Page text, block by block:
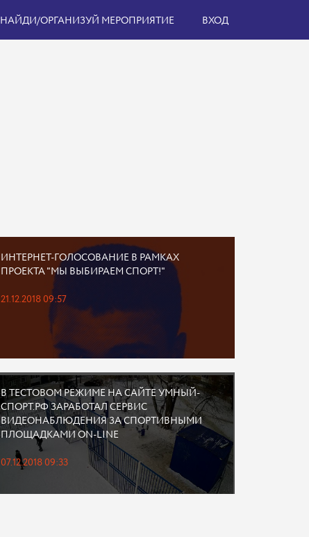
НАЙДИ/ОРГАНИЗУЙ МЕРОПРИЯТИЕ ВХОД
ИНТЕРНЕТ-ГОЛОСОВАНИЕ В РАМКАХ
ПРОЕКТА "МЫ ВЫБИРАЕМ СПОРТ!"
21.12.2018 09:57
В ТЕСТОВОМ РЕЖИМЕ НА САЙТЕ УМНЫЙ-
СПОРТ.РФ ЗАРАБОТАЛ СЕРВИС
ВИДЕОНАБЛЮДЕНИЯ ЗА СПОРТИВНЫМИ
ПЛОЩАДКАМИ ON-LINE
07.12.2018 09:33